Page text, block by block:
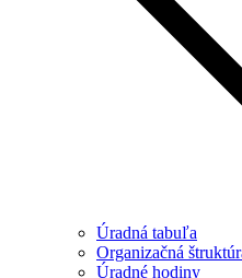
Úradná tabuľa
Organizačná
Úradné hodiny